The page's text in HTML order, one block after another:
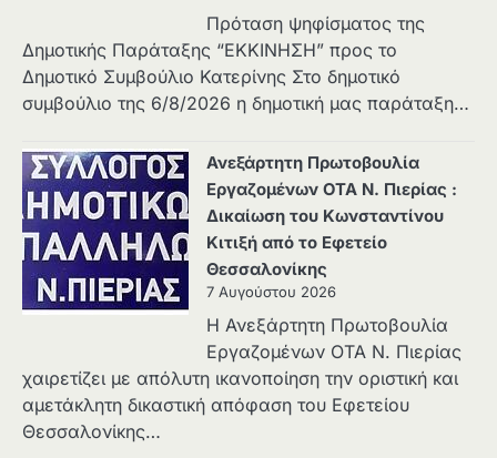
Πρόταση ψηφίσματος της
Δημοτικής Παράταξης “ΕΚΚΙΝΗΣΗ” προς το
Δημοτικό Συμβούλιο Κατερίνης Στο δημοτικό
συμβούλιο της 6/8/2026 η δημοτική μας παράταξη…
Ανεξάρτητη Πρωτοβουλία
Εργαζομένων ΟΤΑ Ν. Πιερίας :
Δικαίωση του Κωνσταντίνου
Κιτιξή από το Εφετείο
Θεσσαλονίκης
7 Αυγούστου 2026
Η Ανεξάρτητη Πρωτοβουλία
Εργαζομένων ΟΤΑ Ν. Πιερίας
χαιρετίζει με απόλυτη ικανοποίηση την οριστική και
αμετάκλητη δικαστική απόφαση του Εφετείου
Θεσσαλονίκης…